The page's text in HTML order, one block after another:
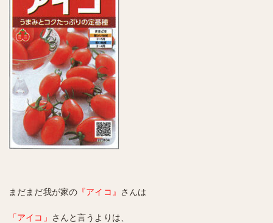
まだまだ我が家の 『アイコ』 さんは
「アイコ」 さんと言うよりは、